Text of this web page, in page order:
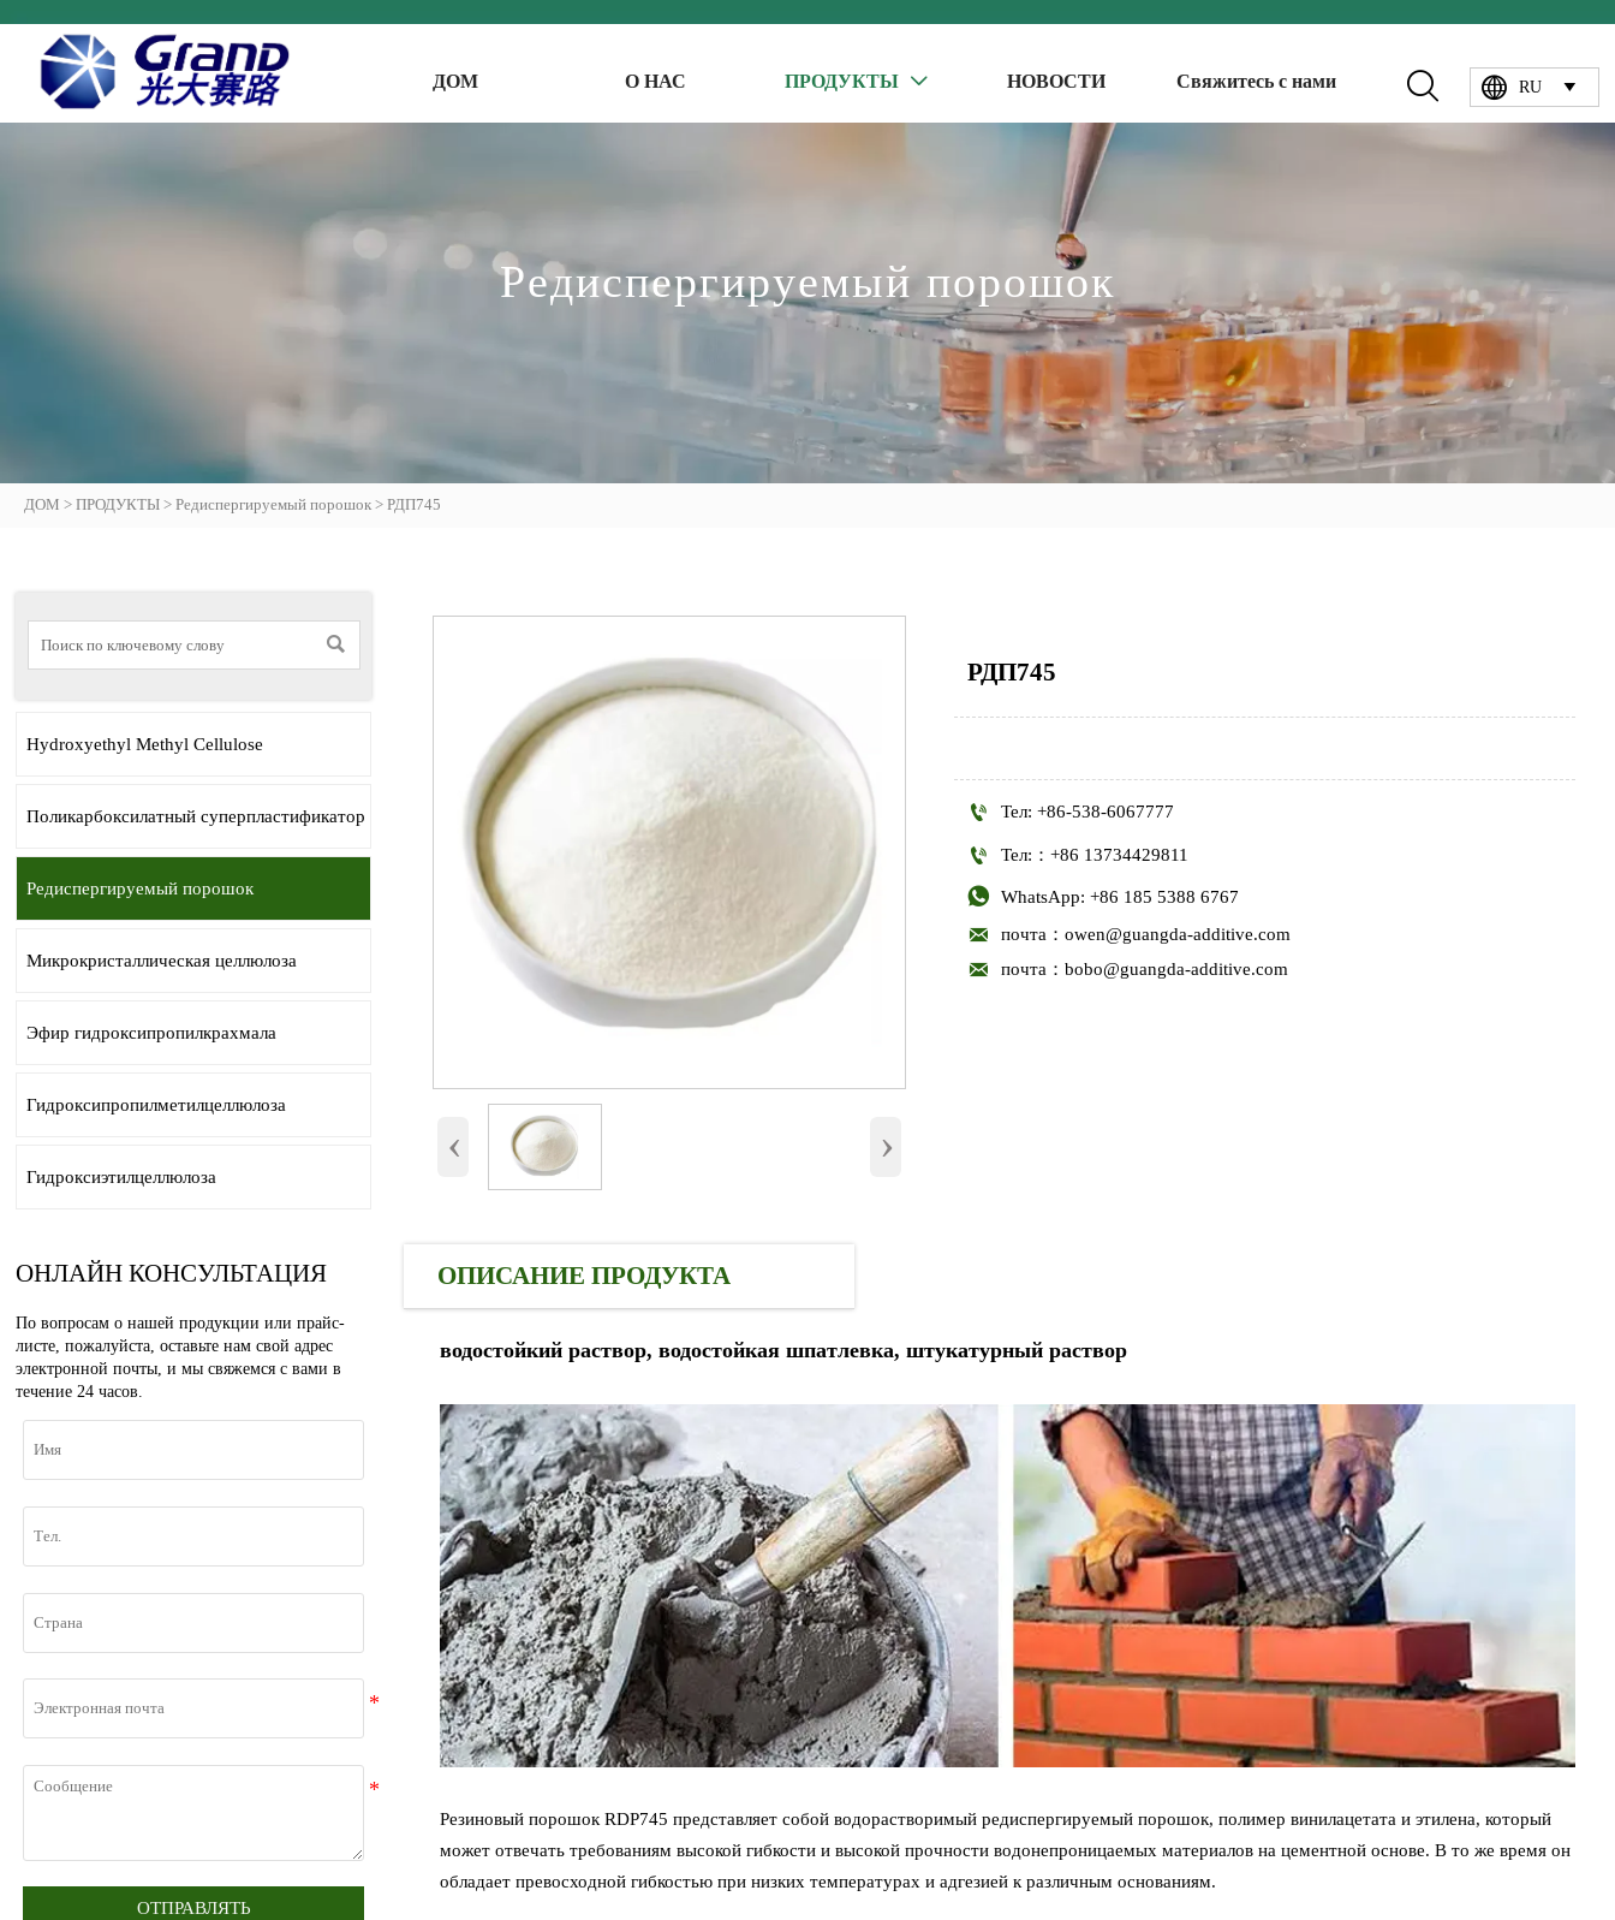
ДОМ О НАС ПРОДУКТЫ  НОВОСТИ Свяжитесь с нами   RU 
Редиспергируемый порошок
ДОМ > ПРОДУКТЫ > Редиспергируемый порошок > РДП745

Hydroxyethyl Methyl Cellulose
Поликарбоксилатный суперпластификатор
Редиспергируемый порошок
Микрокристаллическая целлюлоза
Эфир гидроксипропилкрахмала
Гидроксипропилметилцеллюлоза
Гидроксиэтилцеллюлоза
ОНЛАЙН КОНСУЛЬТАЦИЯ
По вопросам о нашей продукции или прайс-
листе, пожалуйста, оставьте нам свой адрес
электронной почты, и мы свяжемся с вами в
течение 24 часов.
ОТПРАВЛЯТЬ
‹ ›
РДП745
 Тел: +86-538-6067777
 Тел:：+86 13734429811
 WhatsApp: +86 185 5388 6767
 почта：owen@guangda-additive.com
 почта：bobo@guangda-additive.com
ОПИСАНИЕ ПРОДУКТА
водостойкий раствор, водостойкая шпатлевка, штукатурный раствор
Резиновый порошок RDP745 представляет собой водорастворимый редиспергируемый порошок, полимер винилацетата и этилена, который
может отвечать требованиям высокой гибкости и высокой прочности водонепроницаемых материалов на цементной основе. В то же время он
обладает превосходной гибкостью при низких температурах и адгезией к различным основаниям.